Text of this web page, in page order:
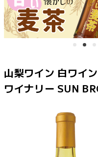
山梨ワイン 白ワイ
ワイナリー SUN